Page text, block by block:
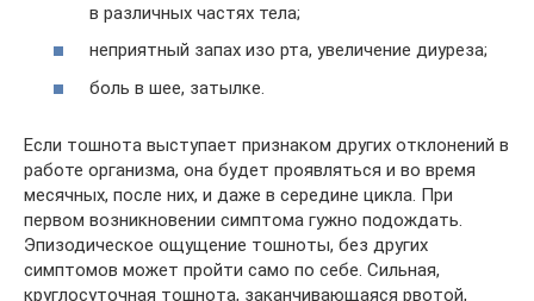
в различных частях тела;
неприятный запах изо рта, увеличение диуреза;
боль в шее, затылке.
Если тошнота выступает признаком других отклонений в
работе организма, она будет проявляться и во время
месячных, после них, и даже в середине цикла. При
первом возникновении симптома гужно подождать.
Эпизодическое ощущение тошноты, без других
симптомов может пройти само по себе. Сильная,
круглосуточная тошнота, заканчивающаяся рвотой,